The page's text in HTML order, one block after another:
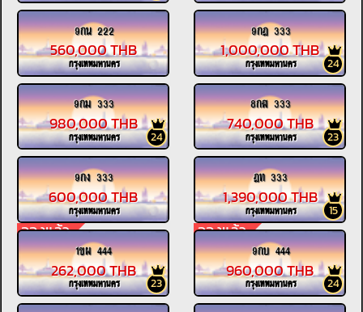
9กน 222
560,000 THB
กรุงเทพมหานคร
9กฎ 333
24
1,000,000 THB
กรุงเทพมหานคร
9กม 333
24
980,000 THB
กรุงเทพมหานคร
8กฬ 333
23
740,000 THB
กรุงเทพมหานคร
9กง 333
จองแล้ว
600,000 THB
กรุงเทพมหานคร
ฎท 333
จองแล้ว
15
1,390,000 THB
กรุงเทพมหานคร
1ขผ 444
23
262,000 THB
กรุงเทพมหานคร
9กบ 444
24
960,000 THB
กรุงเทพมหานคร